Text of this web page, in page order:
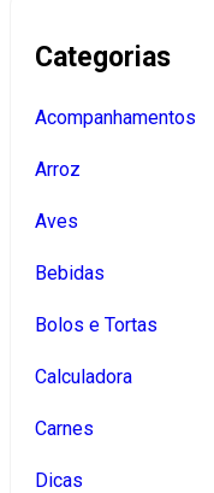
Categorias
Acompanhamentos
Arroz
Aves
Bebidas
Bolos e Tortas
Calculadora
Carnes
Dicas